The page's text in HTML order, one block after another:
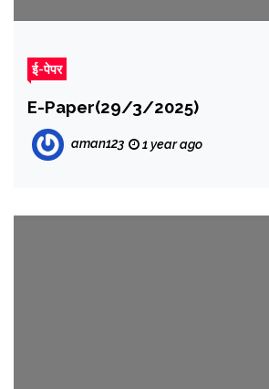
ई-पेपर
E-Paper(29/3/2025)
aman123 1 year ago